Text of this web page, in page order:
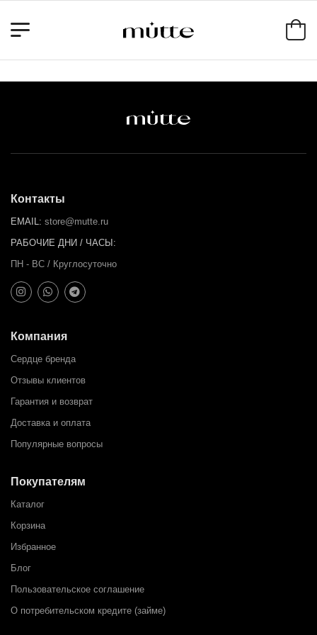
Контакты
EMAIL: store@mutte.ru
РАБОЧИЕ ДНИ / ЧАСЫ:
ПН - ВС / Круглосуточно
Компания
Сердце бренда
Отзывы клиентов
Гарантия и возврат
Доставка и оплата
Популярные вопросы
Покупателям
Каталог
Корзина
Избранное
Блог
Пользовательское соглашение
О потребительском кредите (займе)